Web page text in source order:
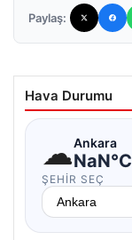
Paylaş:
Hava Durumu
☁Ankara
NaN°C
ŞEHIR SEÇ